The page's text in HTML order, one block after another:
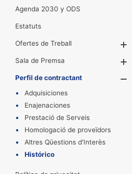
Agenda 2030 y ODS
Estatuts
Ofertes de Treball
Sala de Premsa
Perfil de contractant
Adquisiciones
Enajenaciones
Prestació de Serveis
Homologació de proveïdors
Altres Qüestions d'Interès
Histórico